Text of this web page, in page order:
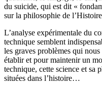
du suicide, qui est dit «
sur la philosophie de
L’analyse expérimentale du
technique semblent
les graves problèmes qui
établir et pour maintenir un
technique, cette science et sa
situées dans l’histoire…